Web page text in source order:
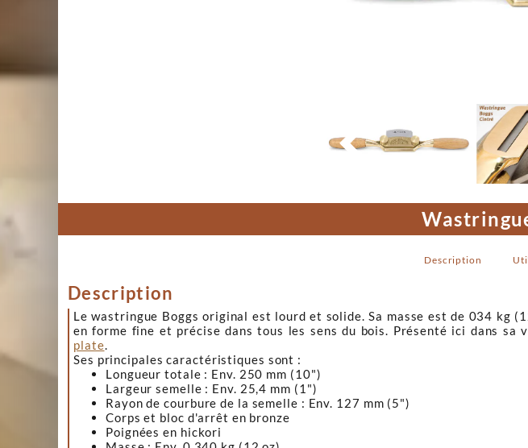
Description

Description
Le wastringue Boggs original est lourd et solide. Sa masse est de 034 kg
en forme fine et précise dans tous les sens du bois. Présenté ici dans
plate.
Ses principales caractéristiques sont :
Longueur totale : Env. 250 mm (10")
Largeur semelle : Env. 25,4 mm (1")
Rayon de courbure de la semelle : Env. 127 mm (5")
Corps et bloc d'arrêt en bronze
Poignées en hickori